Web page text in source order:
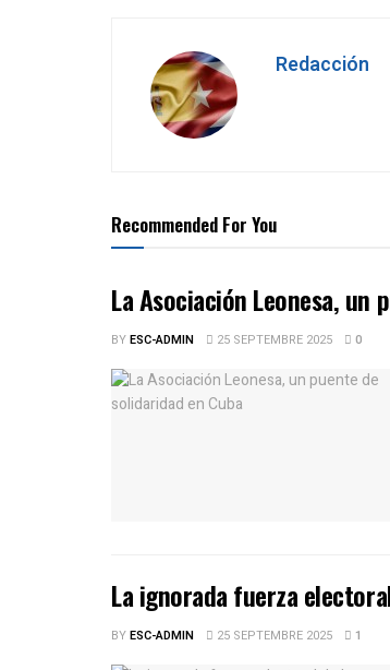
Redacción
Recommended For You
La Asociación Leonesa, un
BYESC-ADMIN 25 SEPTEMBRE 2025 0
La ignorada fuerza
BYESC-ADMIN 25 SEPTEMBRE 2025 1